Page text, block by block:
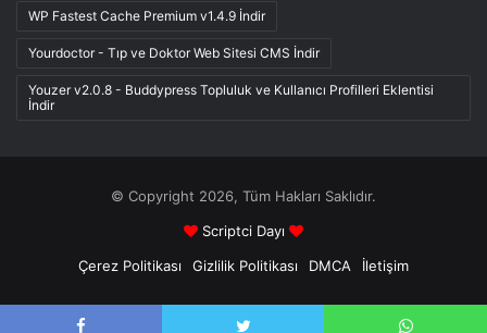
WP Fastest Cache Premium v1.4.9 İndir
Yourdoctor - Tıp ve Doktor Web Sitesi CMS İndir
Youzer v2.0.8 - Buddypress Topluluk ve Kullanıcı Profilleri Eklentisi
İndir
© Copyright 2026, Tüm Hakları Saklıdır.
Scriptci Dayı
Çerez Politikası
Gizlilik Politikası DMCA İletişim